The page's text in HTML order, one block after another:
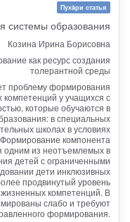
Пухăри статья
системы образования
Козина Ирина Борисовна
как ресурс создания
толерантной среды
проблему формирования
у учащихся с
которые обучаются в
в специальных
школах в условиях
компонента
одним из неотъемлемых в
детей с ограниченными
дети инклюзивных
продвинутый уровень
компетенций. В
слабо и требуют
формирования.